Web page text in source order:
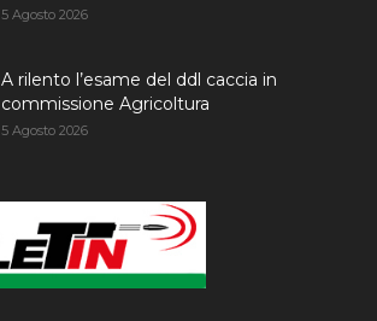
5 Agosto 2026
A rilento l’esame del ddl caccia in
commissione Agricoltura
5 Agosto 2026